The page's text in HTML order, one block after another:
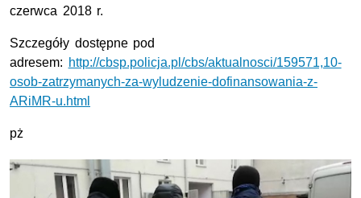
czerwca 2018 r.
Szczegóły dostępne pod
adresem: http://cbsp.policja.pl/cbs/aktualnosci/159571,10-
osob-zatrzymanych-za-wyludzenie-dofinansowania-z-
ARiMR-u.html
pż